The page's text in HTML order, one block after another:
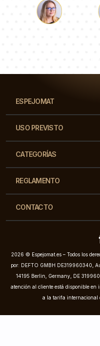
ESPEJOMAT
USO PREVISTO
CATEGORÍAS
REGLAMENTO
CONTACTO
2026 © Espejomat.es – Todos los
por: DEFTO GMBH DE319960340,
14195 Berlin, Germany, DE
atención al cliente está disponible en
a la tarifa internacional